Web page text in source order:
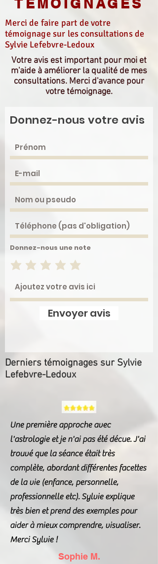
TÉMOIGNAGES
Merci de faire part de votre
témoignage sur les consultations de
Sylvie Lefebvre-Ledoux
Votre avis est important pour moi et
m'aide à améliorer la qualité de mes
consultations. Merci d'avance pour
votre témoignage.
Donnez-nous votre avis
Donnez-nous une note
Envoyer avis
Derniers témoignages sur Sylvie
Lefebvre-Ledoux
Une première approche avec
l'astrologie et je n'ai pas été décue. J'ai
trouvé que la séance était très
complète, abordant différentes facettes
de la vie (enfance, personnelle,
professionnelle etc). Sylvie explique
très bien et prend des exemples pour
aider à mieux comprendre, visualiser.
Merci Sylvie !
Sophie M.